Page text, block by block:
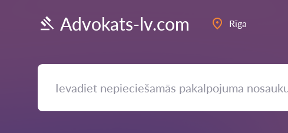
Advokats-lv.com Rīga